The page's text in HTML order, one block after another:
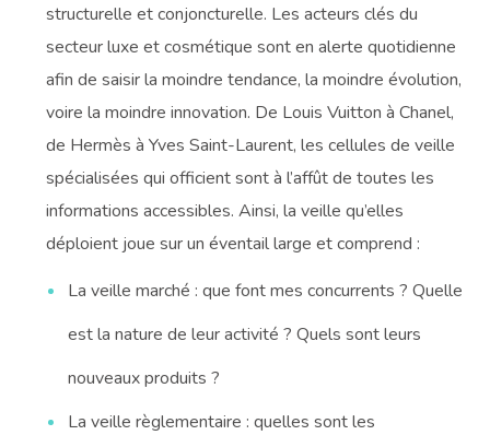
structurelle et conjoncturelle. Les acteurs clés du
secteur luxe et cosmétique sont en alerte quotidienne
afin de saisir la moindre tendance, la moindre évolution,
voire la moindre innovation. De Louis Vuitton à Chanel,
de Hermès à Yves Saint-Laurent, les cellules de veille
spécialisées qui officient sont à l’affût de toutes les
informations accessibles. Ainsi, la veille qu’elles
déploient joue sur un éventail large et comprend :
La veille marché : que font mes concurrents ? Quelle
est la nature de leur activité ? Quels sont leurs
nouveaux produits ?
La veille règlementaire : quelles sont les